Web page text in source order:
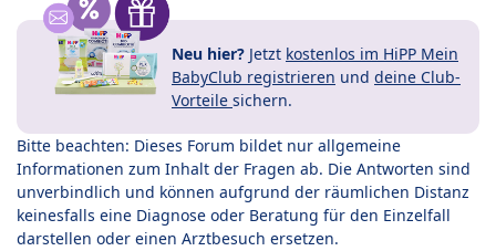
Neu hier? Jetzt kostenlos im HiPP Mein
BabyClub registrieren und deine Club-
Vorteile sichern.
Bitte beachten: Dieses Forum bildet nur allgemeine
Informationen zum Inhalt der Fragen ab. Die Antworten sind
unverbindlich und können aufgrund der räumlichen Distanz
keinesfalls eine Diagnose oder Beratung für den Einzelfall
darstellen oder einen Arztbesuch ersetzen.